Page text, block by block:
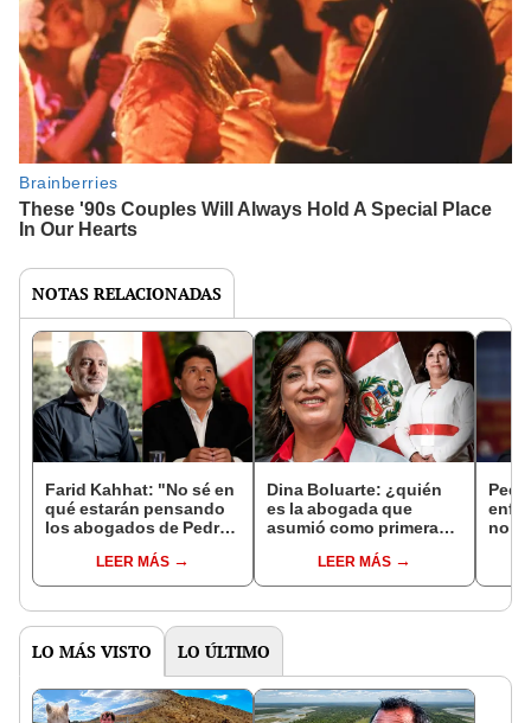
NOTAS RELACIONADAS
Farid Kahhat: "No sé en
qué estarán pensando
los abogados de Pedro
LEER MÁS
Dina Boluarte: ¿quién
es la abogada que
asumió como primera
intento de golpe de
Estado?
LEER MÁS
no
LO MÁS VISTO LO ÚLTIMO